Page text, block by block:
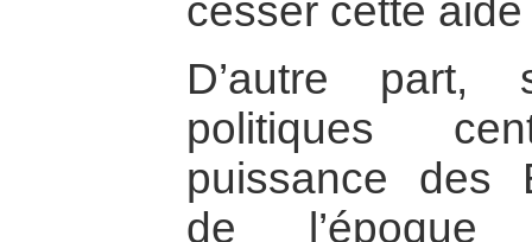
cesser cette
D’autre part,
politiques
puissance des
de l’époque